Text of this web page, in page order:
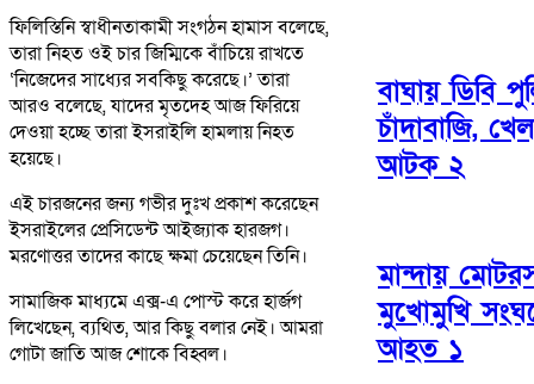
ফিলিস্তিনি স্বাধীনতাকামী সংগঠন হামাস বলেছে,
তারা নিহত ওই চার জিম্মিকে বাঁচিয়ে রাখতে
‘নিজেদের সাধ্যের সবকিছু করেছে।’ তারা
আরও বলেছে, যাদের মৃতদেহ আজ ফিরিয়ে
দেওয়া হচ্ছে তারা ইসরাইলি হামলায় নিহত
হয়েছে।
এই চারজনের জন্য গভীর দুঃখ প্রকাশ করেছেন
ইসরাইলের প্রেসিডেন্ট আইজ্যাক হারজগ।
মরণোত্তর তাদের কাছে ক্ষমা চেয়েছেন তিনি।
সামাজিক মাধ্যমে এক্স-এ পোস্ট করে হার্জগ
লিখেছেন, ব্যথিত, আর কিছু বলার নেই। আমরা
গোটা জাতি আজ শোকে বিহ্বল।
বাঘায় ডিবি
চাঁদাবাজি,
আটক ২
মান্দায়
মুখোমুখি
আহত ১